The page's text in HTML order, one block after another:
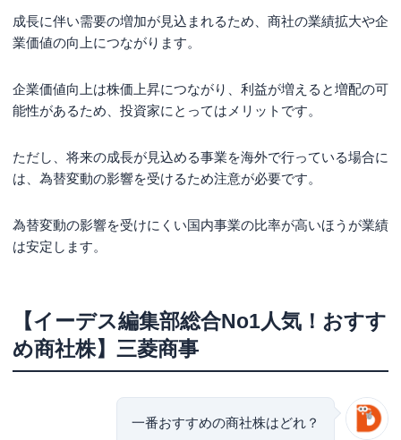
成長に伴い需要の増加が見込まれるため、商社の業績拡大や企
業価値の向上につながります。
企業価値向上は株価上昇につながり、利益が増えると増配の可
能性があるため、投資家にとってはメリットです。
ただし、将来の成長が見込める事業を海外で行っている場合に
は、為替変動の影響を受けるため注意が必要です。
為替変動の影響を受けにくい国内事業の比率が高いほうが業績
は安定します。
【イーデス編集部総合No1人気！おすす
め商社株】三菱商事
一番おすすめの商社株はどれ？